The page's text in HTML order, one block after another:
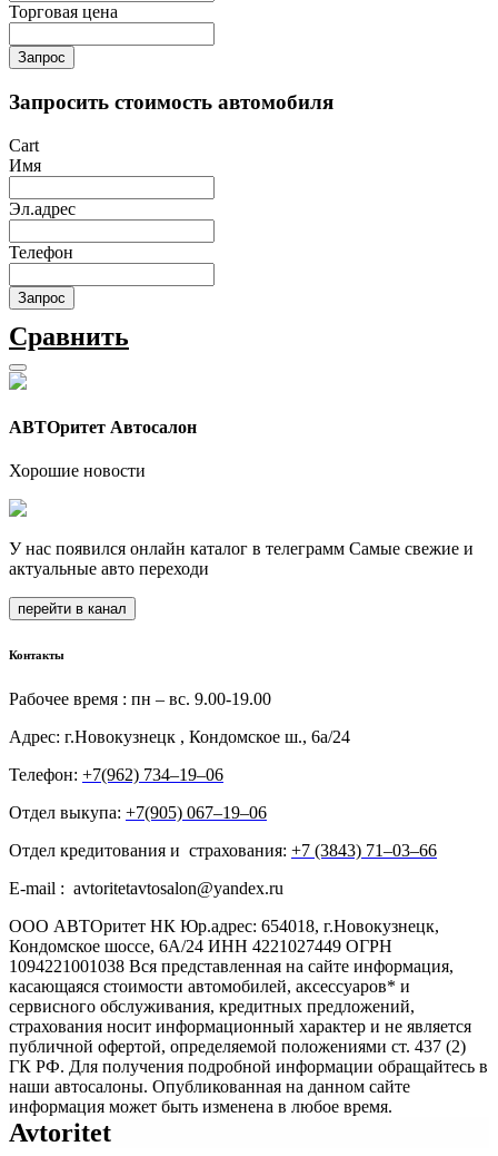
Торговая цена
Запрос
Запросить стоимость автомобиля
Cart
Имя
Эл.адрес
Телефон
Запрос
Сравнить
АВТОритет Автосалон
Хорошие новости
У нас появился онлайн каталог в телеграмм Самые свежие и
актуальные авто переходи
перейти в канал
Контакты
Рабочее время : пн – вс. 9.00-19.00
Адрес: г.Новокузнецк , Кондомское ш., 6а/24
Телефон: +7(962) 734‒19‒06
Отдел выкупа: +7(905) 067‒19‒06
Отдел кредитования и страхования: +7 (3843) 71‒03‒66
E-mail : avtoritetavtosalon@yandex.ru
ООО АВТОритет НК Юр.адрес: 654018, г.Новокузнецк,
Кондомское шоссе, 6А/24 ИНН 4221027449 ОГРН
1094221001038 Вся представленная на сайте информация,
касающаяся стоимости автомобилей, аксессуаров* и
сервисного обслуживания, кредитных предложений,
страхования носит информационный характер и не является
публичной офертой, определяемой положениями ст. 437 (2)
ГК РФ. Для получения подробной информации обращайтесь в
наши автосалоны. Опубликованная на данном сайте
информация может быть изменена в любое время.
Avtoritet